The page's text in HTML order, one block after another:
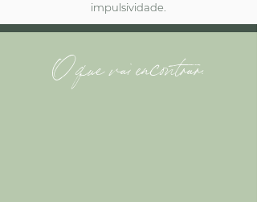
impulsividade.
O que vãi encontrar: